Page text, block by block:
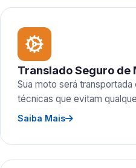
Translado Seguro de
Sua moto será
técnicas que evitam
Saiba Mais